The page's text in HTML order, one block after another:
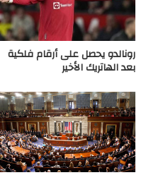
رونالدو يحصل على أرقام فلكية
بعد الهاتريك الأخير